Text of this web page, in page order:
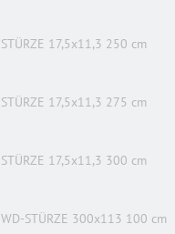
STÜRZE 17,5x11,3 250 cm
STÜRZE 17,5x11,3 275 cm
STÜRZE 17,5x11,3 300 cm
WD-STÜRZE 300x113 100 cm